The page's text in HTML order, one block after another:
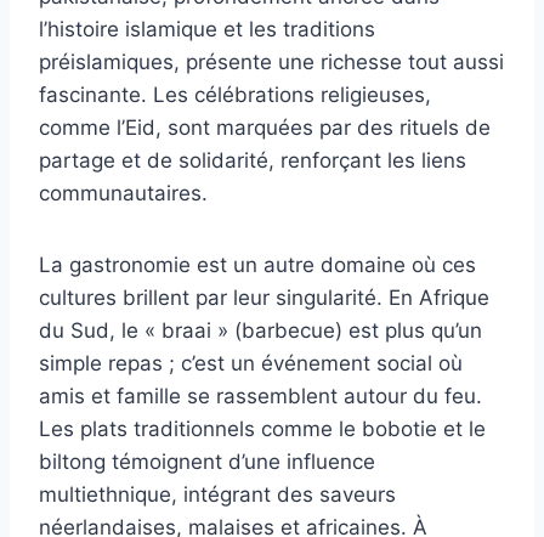
l’histoire islamique et les traditions
préislamiques, présente une richesse tout aussi
fascinante. Les célébrations religieuses,
comme l’Eid, sont marquées par des rituels de
partage et de solidarité, renforçant les liens
communautaires.
La gastronomie est un autre domaine où ces
cultures brillent par leur singularité. En Afrique
du Sud, le « braai » (barbecue) est plus qu’un
simple repas ; c’est un événement social où
amis et famille se rassemblent autour du feu.
Les plats traditionnels comme le bobotie et le
biltong témoignent d’une influence
multiethnique, intégrant des saveurs
néerlandaises, malaises et africaines. À